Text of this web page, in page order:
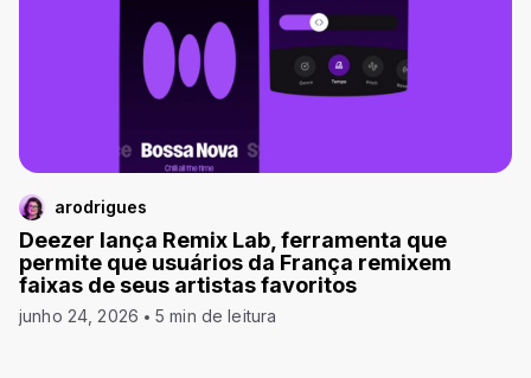
arodrigues
Deezer lança Remix Lab, ferramenta que
permite que usuários da França remixem
faixas de seus artistas favoritos
junho 24, 2026 5 min de leitura